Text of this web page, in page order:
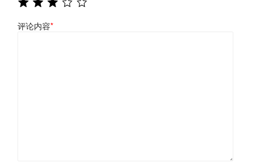
评论内容*